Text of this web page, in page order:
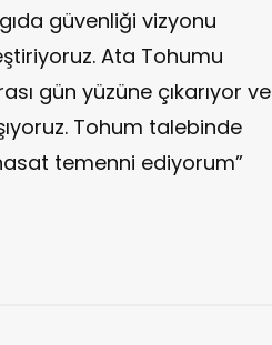
güvenliği vizyonu
Ata Tohumu
gün yüzüne çıkarıyor ve
Tohum talebinde
temenni ediyorum”